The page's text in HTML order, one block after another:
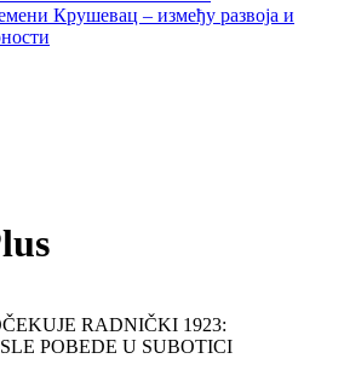
Крушевац – између развоја и
RADNIČKI 1923:
POBEDE U SUBOTICI